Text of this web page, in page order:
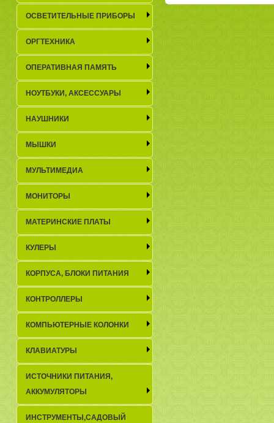
ОСВЕТИТЕЛЬНЫЕ ПРИБОРЫ
ОРГТЕХНИКА
ОПЕРАТИВНАЯ ПАМЯТЬ
НОУТБУКИ, АКСЕСCУАРЫ
НАУШНИКИ
МЫШКИ
МУЛЬТИМЕДИА
МОНИТОРЫ
МАТЕРИНСКИЕ ПЛАТЫ
КУЛЕРЫ
КОРПУСА, БЛОКИ ПИТАНИЯ
КОНТРОЛЛЕРЫ
КОМПЬЮТЕРНЫЕ КОЛОНКИ
КЛАВИАТУРЫ
ИСТОЧНИКИ ПИТАНИЯ,
АККУМУЛЯТОРЫ
ИНСТРУМЕНТЫ,САДОВЫЙ